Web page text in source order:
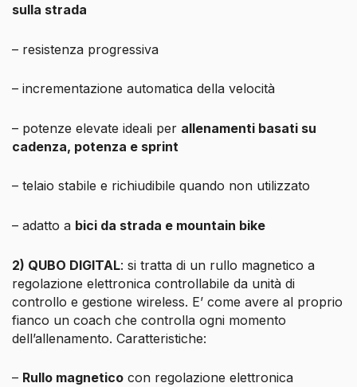
sulla strada
– resistenza progressiva
– incrementazione automatica della velocità
– potenze elevate ideali per allenamenti basati su
cadenza, potenza e sprint
– telaio stabile e richiudibile quando non utilizzato
– adatto a bici da strada e mountain bike
2) QUBO DIGITAL: si tratta di un rullo magnetico a
regolazione elettronica controllabile da unità di
controllo e gestione wireless. E’ come avere al proprio
fianco un coach che controlla ogni momento
dell’allenamento. Caratteristiche:
– Rullo magnetico con regolazione elettronica